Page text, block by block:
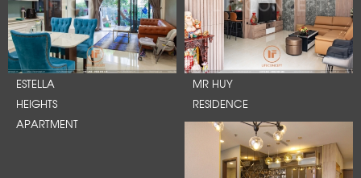
ESTELLA
HEIGHTS
APARTMENT
MR HUY
RESIDENCE